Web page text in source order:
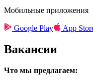
Мобильные приложения
Google Play App
Вакансии
Что мы предлагаем: